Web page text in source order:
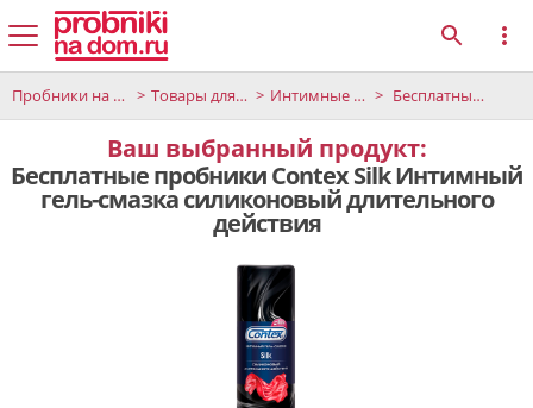
Пробники на дом Товары для взрослых Интимные принадлежности Бесплатные пробники Contex Silk Интимный гель-смазка силиконовый длительного действия
Ваш выбранный продукт:
Бесплатные пробники Contex Silk Интимный
гель-смазка силиконовый длительного
действия